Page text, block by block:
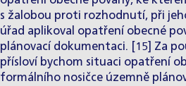
s žalobou proti rozhodnutí, při
úřad aplikoval opatření obecné
plánovací dokumentaci. [15] Za
přísloví bychom situaci opatření
formálního nosičce územně